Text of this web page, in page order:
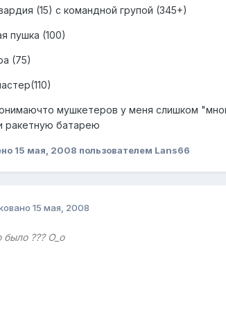
(15) с командной групой (345+)
пушка (100)
(75)
мушкетеров у меня слишком
ракетную батарею
15 мая, 2008 пользователем Lans66
15 мая, 2008
было ??? O_o